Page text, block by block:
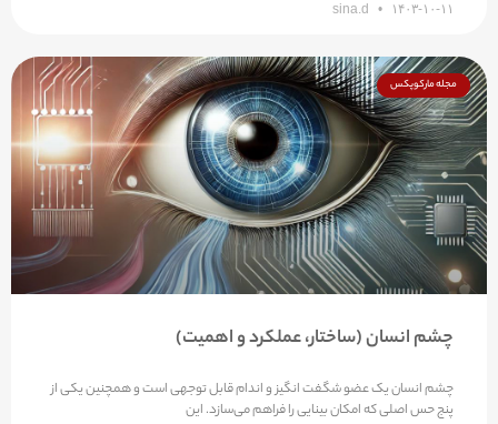
sina.d ۱۴۰۳-۱۰-۱۱
مجله مارکوپکس
چشم انسان (ساختار، عملکرد و اهمیت)
چشم انسان یک عضو شگفت انگیز و اندام قابل توجهی است و همچنین یکی از
پنج حس اصلی که امکان بینایی را فراهم می‌سازد. این